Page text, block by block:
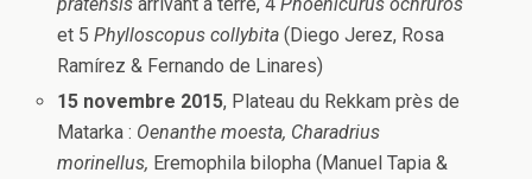
et 5Phylloscopus collybita (Diego Jerez, Rosa
Ramírez & Fernando de Linares)
15 novembre 2015, Plateau du Rekkam près de
Matarka : Oenanthe moesta, Charadrius
morinellus, Eremophila bilopha (Manuel Tapia &